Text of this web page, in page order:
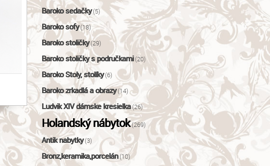
Baroko sedačky(5)
Baroko sofy(18)
Baroko stoličky(29)
Baroko stoličky s područkami(20)
Baroko Stoly, stolíky(6)
Baroko zrkadlá a obrazy(14)
Ludvik XIV dámske kresielka(26)
Holandský nábytok(269)
Antik nabytky(3)
Bronz,keramika,porcelán(10)